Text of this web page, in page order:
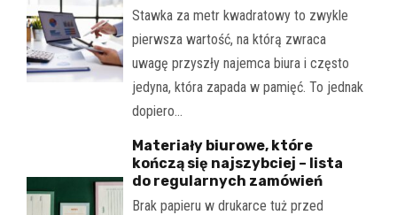
Stawka za metr kwadratowy to zwykle
pierwsza wartość, na którą zwraca
uwagę przyszły najemca biura i często
jedyna, która zapada w pamięć. To jednak
dopiero…
Materiały biurowe, które
kończą się najszybciej – lista
do regularnych zamówień
Brak papieru w drukarce tuż przed